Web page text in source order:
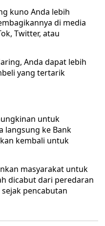
kuno Anda lebih
di media
Twitter, atau
Anda dapat lebih
yang tertarik
untuk
langsung ke Bank
kembali untuk
masyarakat untuk
dicabut dari peredaran
pencabutan